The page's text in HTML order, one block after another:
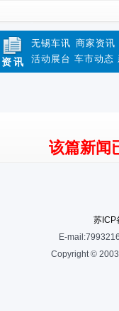
资讯
无锡车讯 商家资讯
活动展台 车市动态
该篇新闻
苏ICP
E-
Copyright ©